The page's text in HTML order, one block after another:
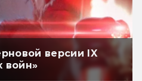
версии IX
войн»